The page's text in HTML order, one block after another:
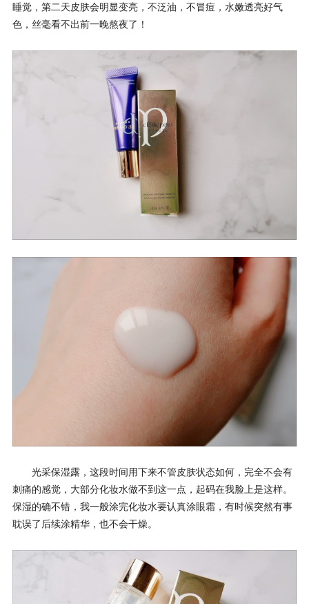
睡觉，第二天皮肤会明显变亮，不泛油，不冒痘，水嫩透亮好气
色，丝毫看不出前一晚熬夜了！
光采保湿露，这段时间用下来不管皮肤状态如何，完全不会有
刺痛的感觉，大部分化妆水做不到这一点，起码在我脸上是这样。
保湿的确不错，我一般涂完化妆水要认真涂眼霜，有时候突然有事
耽误了后续涂精华，也不会干燥。